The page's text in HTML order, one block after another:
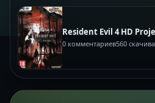
Resident Evil 4 HD
0 комментариев560